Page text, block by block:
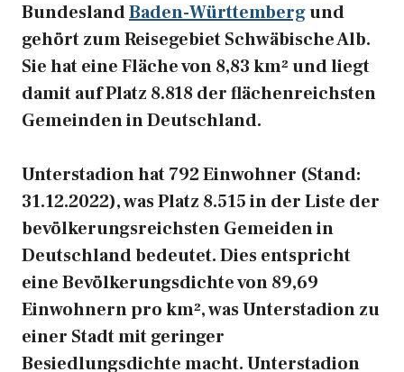
BundeslandBaden-Württembergund
gehört zum Reisegebiet Schwäbische Alb.
Sie hat eine Fläche von 8,83 km² und liegt
damit auf Platz 8.818 der flächenreichsten
Gemeinden in Deutschland.
Unterstadion hat 792 Einwohner (Stand:
31.12.2022), was Platz 8.515 in der Liste der
bevölkerungsreichsten Gemeiden in
Deutschland bedeutet. Dies entspricht
eine Bevölkerungsdichte von 89,69
Einwohnern pro km², was Unterstadion zu
einer Stadt mit geringer
Besiedlungsdichte macht. Unterstadion